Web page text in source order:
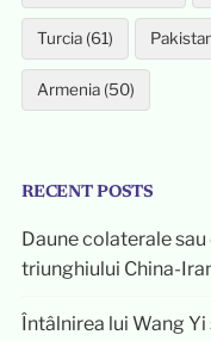
Turcia (61)
Armenia (50)
RECENT POSTS
Daune colaterale
triunghiului China-
Întâlnirea lui Wang